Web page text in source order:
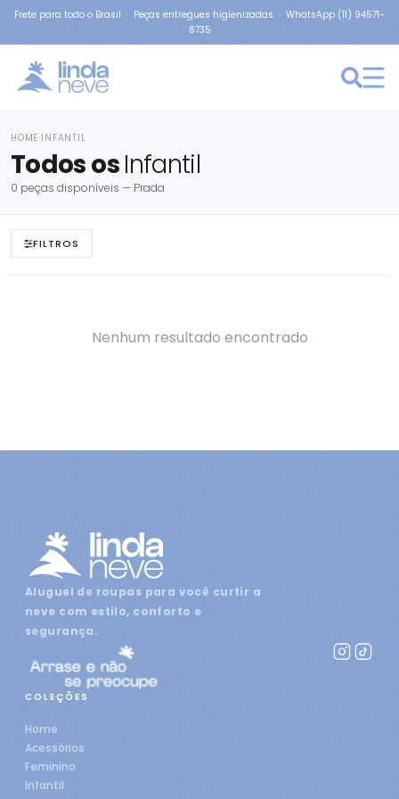
Frete para todo o Brasil · Peças entregues higienizadas · WhatsApp (11) 94571-
8735
HOME INFANTIL
Todos osInfantil
0 peças disponíveis — Prada
FILTROS
Nenhum resultado encontrado
Aluguel de roupas para você curtir a
neve com estilo, conforto e
segurança.
COLEÇÕES
Home
Acessórios
Feminino
Infantil